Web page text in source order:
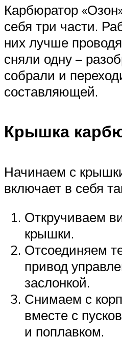
Карбюратор
себя три части.
них лучше
сняли одну –
собрали и
составляющей.
Крышка
Начинаем с
включает в себя
Откручиваем
крышки.
Отсоединяем
привод
заслонкой.
Снимаем с
вместе с
и поплавком.